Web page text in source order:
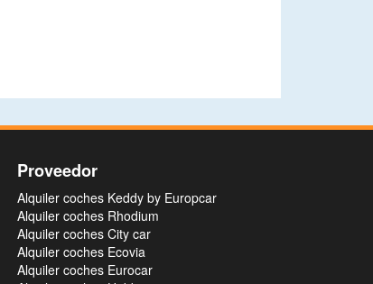
Proveedor
Alquiler coches Keddy by Europcar
Alquiler coches Rhodium
Alquiler coches City car
Alquiler coches Ecovia
Alquiler coches Eurocar